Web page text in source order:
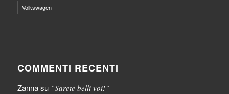
Volkswagen
COMMENTI RECENTI
Zannasu “Sarete belli voi!”